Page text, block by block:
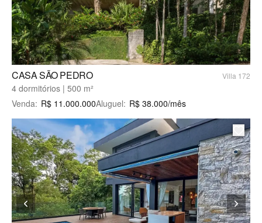
CASA SÃO PEDRO Villa 172
4 dormitórios | 500 m²
Venda: R$ 11.000.000Aluguel: R$ 38.000/mês